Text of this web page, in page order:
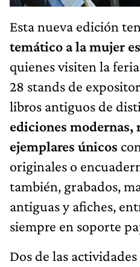
Esta nueva edición
temático a la mujer
quienes visiten la
28 stands de
libros antiguos de
ediciones modernas,
ejemplares únicos
originales o
también, grabados,
antiguas y afiches,
siempre en soporte
Dos de las actividades